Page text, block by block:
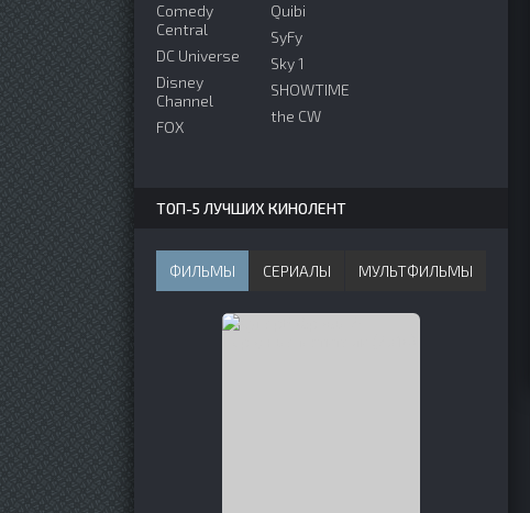
Comedy
Central
DC Universe
Disney
Channel
FOX
Quibi
SyFy
Sky 1
SHOWTIME
the CW
ТОП-5 ЛУЧШИХ КИНОЛЕНТ
ФИЛЬМЫ СЕРИАЛЫ МУЛЬТФИЛЬМЫ